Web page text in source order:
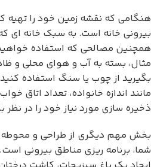
هنگامی که نقشه زمین خود را تهیه
بیرونی خانه است. به سبک خانه ای
همچنین مصالحی که استفاده
مثال، بسته به آب و هوای محلی و
بگیرید از چوب یا سنگ استفاده
مانند اندازه خانواده، تعداد اتاق
ذخیره سازی مورد نیاز خود را در نظر
بخش مهم دیگری از طراحی و محوطه
شما، برنامه ریزی مناطق بیرونی